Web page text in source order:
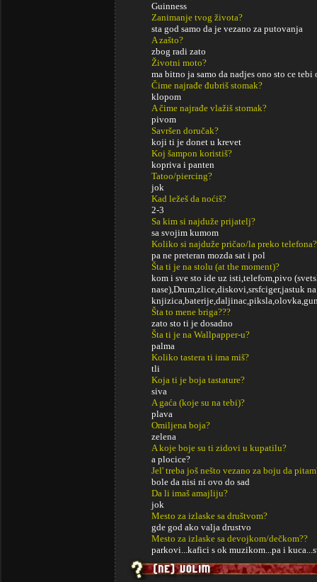
Guinness
Zanimanje tvog života?
sta god samo da je vezano za putovanja
A zašto?
zbog radi zato
Životni moto?
ma bitno ja samo da nadjes ono sto ce
Čime najrađe đubriš stomak?
klopom
A čime najrađe vlažiš stomak?
pivom
Savršen doručak?
koji ti je donet u krevet
Koj šampon koristiš?
kopriva i panten
Tatoo/piercing?
jok
Kad ležeš da noćiš?
2-3
Sa kim si najduže prijatelj?
sa svojim kumom
Koliko si najduže pričao/la preko telefona?
pa ne preteran mozda sat i pol
Šta ti je na stolu (at the moment)?
kom i sve sto ide uz isti,telefom,pivo
nase),Drum,zlice,diskovi,srsfciger,jastuk
Šta to mene briga???
zato sto ti je dosadno
Šta ti je na Wallpapper-u?
palma
Koliko tastera ti ima miš?
tli
Koja ti je boja tastature?
siva
A gaća (koje su na tebi)?
plava
Omiljena boja?
zelena
A koje boje su ti zidovi u kupatilu?
a plocice?
Jel' treba još nešto vezano za boju da
bole da nisi ni ovo do sad
Da li imaš amajliju?
jok
Mesto za izlaske sa društvom?
gde god ako valja drustvo
Mesto za izlaske sa devojkom/dečkom??
parkovi...kafici s ok muzikom...pa i